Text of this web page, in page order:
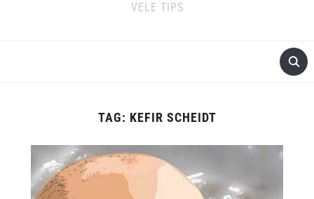
VELE TIPS
TAG: KEFIR SCHEIDT